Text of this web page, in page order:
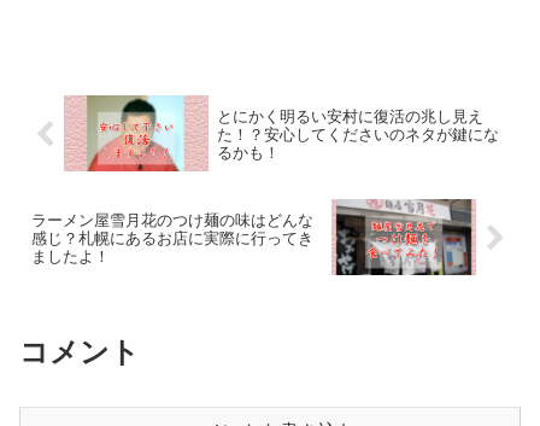
とにかく明るい安村に復活の兆し見え
た！？安心してくださいのネタが鍵にな
るかも！
ラーメン屋雪月花のつけ麺の味はどんな
感じ？札幌にあるお店に実際に行ってき
ましたよ！
コメント